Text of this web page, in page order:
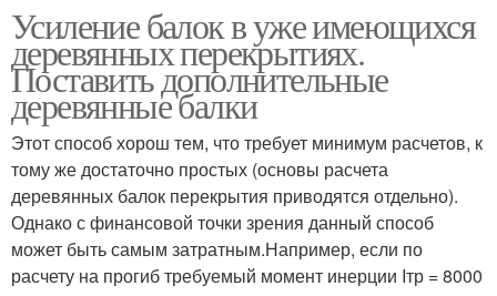
Усиление балок в уже имеющихся
деревянных перекрытиях.
Поставить дополнительные
деревянные балки
Этот способ хорош тем, что требует минимум расчетов, к
тому же достаточно простых (основы расчета
деревянных балок перекрытия приводятся отдельно).
Однако с финансовой точки зрения данный способ
может быть самым затратным.Например, если по
расчету на прогиб требуемый момент инерции Iтр = 8000